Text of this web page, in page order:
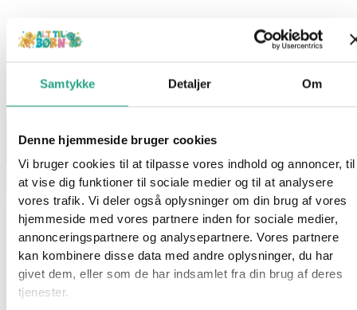
Samtykke Detaljer Om
Denne hjemmeside bruger cookies
Vi bruger cookies til at tilpasse vores indhold og annoncer, til
at vise dig funktioner til sociale medier og til at analysere
vores trafik. Vi deler også oplysninger om din brug af vores
hjemmeside med vores partnere inden for sociale medier,
annonceringspartnere og analysepartnere. Vores partnere
kan kombinere disse data med andre oplysninger, du har
givet dem, eller som de har indsamlet fra din brug af deres
tjenester.
På lager: På lager
Læg i kurv
Varenummer94045Kategorier Halloween,Kostumer, Legetøj,
Udklædning
Beskrivelse
Spørg om produktet